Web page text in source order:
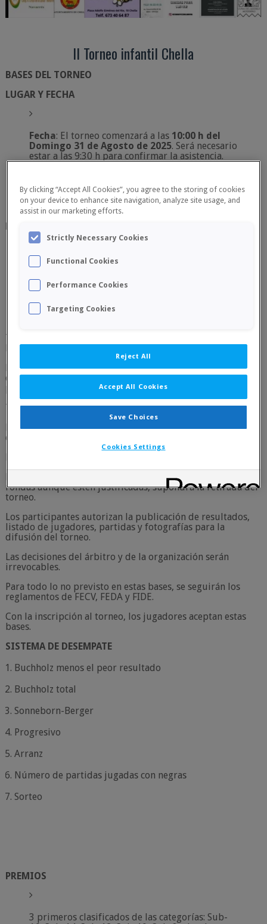
II Torneo infantil Chella
BASES DEL TORNEO
LUGAR Y FECHA
Fecha: El torneo comenzará a las 10:00 h del
Domingo 31 de Agosto de 2025. Será necesario
estar a las 9:30 h para confirmar la asistencia.
Lugar: Auditorio municipal.Av. Constitución,
111, 46821 Chella, Valencia
Ritmo de juego: 7 minutos con incremento de 3
segundos por jugada
Torneo puntuable para el I Circuito Infantil LA CANAL DE
NAVARRÉS.
La organización se reserva el derecho a reducir el número
de rondas. En ese caso, se avisará antes de comenzar la
primera ronda.
Torneo no computable para valoración FIDE ni FEDA.
El ranking inicial se confeccionará según el ELO FIDE
estándar de cada jugador.
La incomparecencia no justificada a una ronda, o a dos
rondas aunque estén justificadas, supondrá la retirada del
torneo.
Los participantes autorizan la publicación de resultados,
listado de jugadores, partidas y fotografías para la
difusión del torneo.
Las decisiones del árbitro y de la organización serán
irrevocables.
Para todo lo no previsto en estas bases, se seguirán los
reglamentos de FECV, FEDA y FIDE.
Con la inscripción al torneo, los jugadores aceptan estas
bases.
SISTEMA DE DESEMPATE
Buchholz menos el peor resultado
Buchholz total
Sonneborn-Berger
Progresivo
Arranz
Número de partidas jugadas con negras
Sorteo
PREMIOS
3 primeros clasificados de las categorías: Sub-
By clicking “Accept All Cookies”, you agree to the storing of cookies
on your device to enhance site navigation, analyze site usage, and
assist in our marketing efforts.
Strictly Necessary Cookies
Functional Cookies
Performance Cookies
Targeting Cookies
Reject All
Accept All Cookies
Save Choices
Cookies Settings